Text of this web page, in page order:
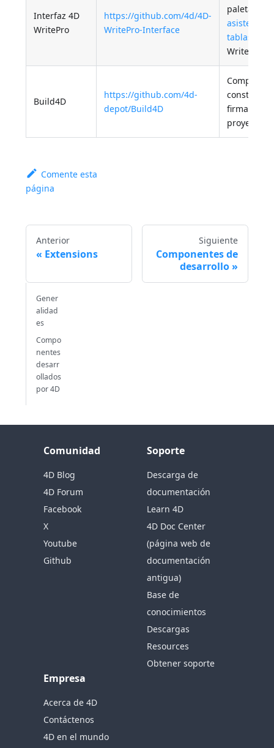
Interfaz 4D
WritePro
https://github.com/4d/4D-
WritePro-Interface
paletas y
asistente
tablas
Write Pro
Build4D
https://github.com/4d-
depot/Build4D
Compilar,
construir y
firmar
proyectos
Comente esta
página
Anterior
Extensions
Siguiente
Componentes de
desarrollo
Gener
alidad
es
Compo
nentes
desarr
ollados
por 4D
Comunidad
4D Blog
4D Forum
Facebook
X
Youtube
Github
Soporte
Descarga de
documentación
Learn 4D
4D Doc Center
(página web de
documentación
antigua)
Base de
conocimientos
Descargas
Resources
Obtener soporte
Empresa
Acerca de 4D
Contáctenos
4D en el mundo